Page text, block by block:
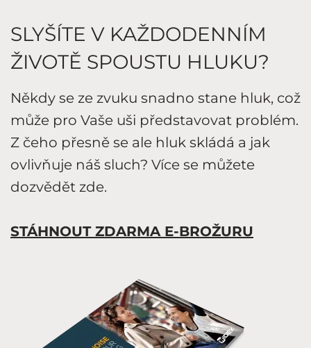
SLYŠÍTE V KAŽDODENNÍM
ŽIVOTĚ SPOUSTU HLUKU?
Někdy se ze zvuku snadno stane hluk, což
může pro Vaše uši představovat problém.
Z čeho přesně se ale hluk skládá a jak
ovlivňuje náš sluch? Více se můžete
dozvědět zde.
STÁHNOUT ZDARMA E-BROŽURU